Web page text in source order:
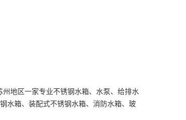
地区一家专业不锈钢水箱、水泵、给排水
水箱、装配式不锈钢水箱、消防水箱、玻